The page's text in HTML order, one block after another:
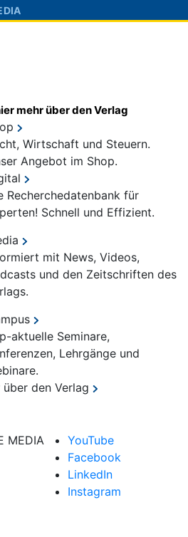
mehr über den Verlag
Wirtschaft und Steuern.
Angebot im Shop.
Recherchedatenbank für
Schnell und Effizient.
mit News, Videos,
und den Zeitschriften des
aktuelle Seminare,
Lehrgänge und
den Verlag
MEDIA
YouTube
Facebook
LinkedIn
Instagram